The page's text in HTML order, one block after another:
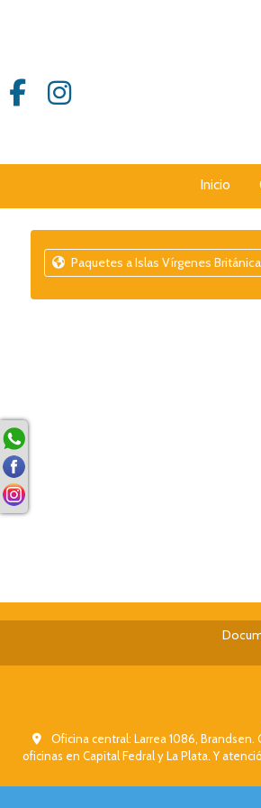
Inicio
Paquetes a Islas Vírgenes
Oficina central: Larrea 1086,
oficinas en Capital Fedral y La Plata. Y